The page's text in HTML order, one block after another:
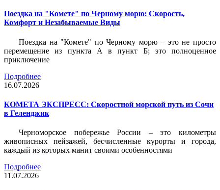
Поездка на "Комете" по Черному морю: Скорость,
Комфорт и Незабываемые Виды
Поездка на "Комете" по Черному морю – это не просто
перемещение из пункта А в пункт Б; это полноценное
приключение
Подробнее
16.07.2026
КОМЕТА ЭКСПРЕСС: Скоростной морской путь из Сочи
в Геленджик
Черноморское побережье России – это километры
живописных пейзажей, бесчисленные курорты и города,
каждый из которых манит своими особенностями
Подробнее
11.07.2026